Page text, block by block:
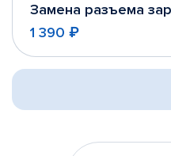
Замена разъема
1 390 ₽